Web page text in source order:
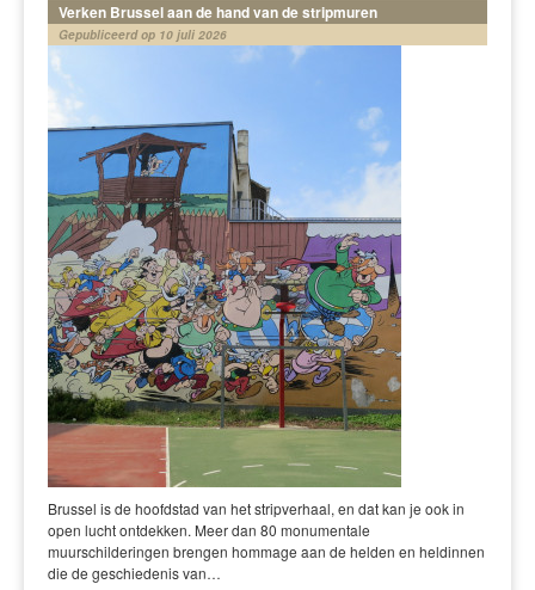
Verken Brussel aan de hand van de stripmuren
Gepubliceerd op 10 juli 2026
Brussel is de hoofdstad van het stripverhaal, en dat kan je ook in
open lucht ontdekken. Meer dan 80 monumentale
muurschilderingen brengen hommage aan de helden en heldinnen
die de geschiedenis van…